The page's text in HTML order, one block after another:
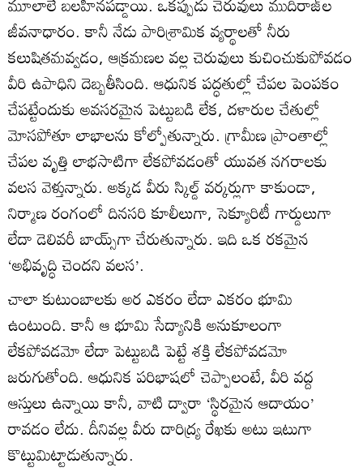
జీవనాధారం. కానీ నేడు పారిశ్రామిక వ్యర్థాలతో నీరు
కలుషితమవ్వడం, ఆక్రమణల వల్ల చెరువులు కుచించుకుపోవడం
వీరి ఉపాధిని దెబ్బతీసింది. ఆధునిక పద్ధతుల్లో చేపల పెంపకం
చేపట్టేందుకు అవసరమైన పెట్టుబడి లేక, దళారుల చేతుల్లో
మోసపోతూ లాభాలను కోల్పోతున్నారు. గ్రామీణ ప్రాంతాల్లో
చేపల వృత్తి లాభసాటిగా లేకపోవడంతో యువత నగరాలకు
వలస వెళ్తున్నారు. అక్కడ వీరు స్కిల్డ్ వర్కర్లుగా కాకుండా,
నిర్మాణ రంగంలో దినసరి కూలీలుగా, సెక్యూరిటీ గార్డులుగా
లేదా డెలివరీ బాయ్స్‌గా చేరుతున్నారు. ఇది ఒక రకమైన
‘అభివృద్ధి చెందని వలస’.
చాలా కుటుంబాలకు అర ఎకరం లేదా ఎకరం భూమి
ఉంటుంది. కానీ ఆ భూమి సేద్యానికి అనుకూలంగా
లేకపోవడమో లేదా పెట్టుబడి పెట్టే శక్తి లేకపోవడమో
జరుగుతోంది. ఆధునిక పరిభాషలో చెప్పాలంటే, వీరి వద్ద
ఆస్తులు ఉన్నాయి కానీ, వాటి ద్వారా ‘స్థిరమైన ఆదాయం’
రావడం లేదు. దీనివల్ల వీరు దారిద్ర్య రేఖకు అటు ఇటుగా
కొట్టుమిట్టాడుతున్నారు.